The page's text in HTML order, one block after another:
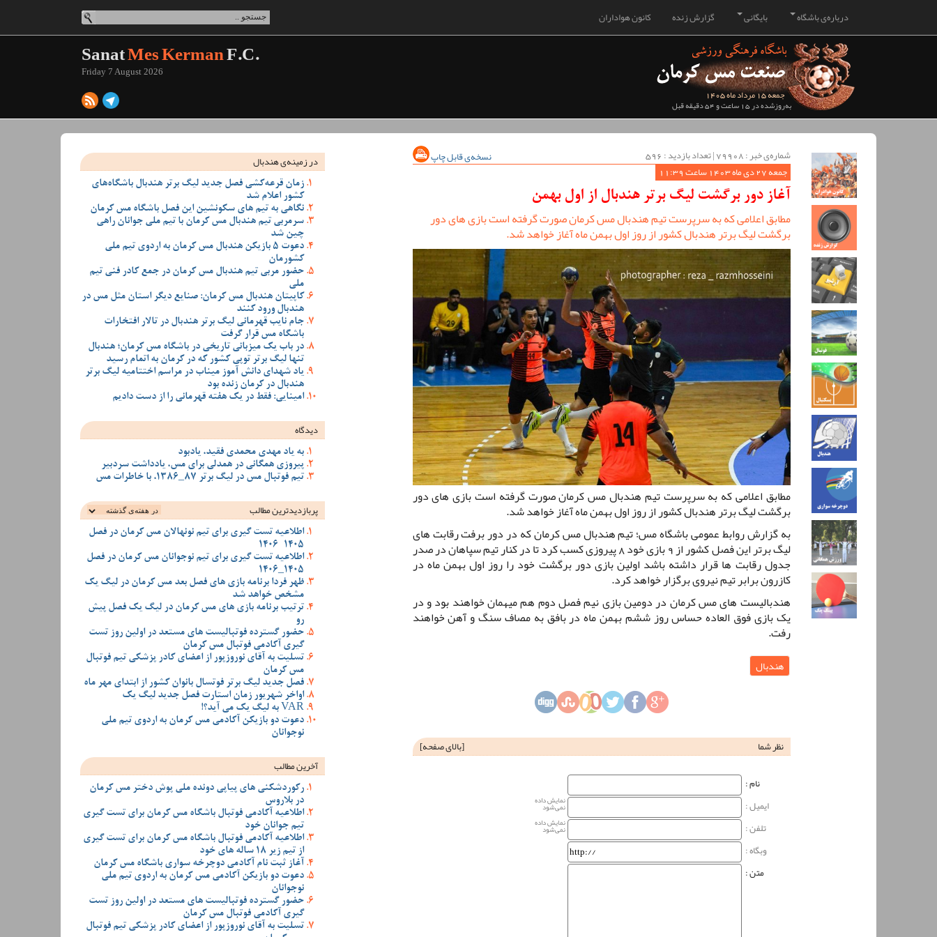
کانون هواداران گزارش زنده بایگانی درباره‌ی باشگاه
جمعه 15 مرداد ماه 1405
به‌روزشده در 15 ساعت و 54 دقیقه قبل
SanatMes KermanF.C.
Friday 7 August 2026
شماره‌ی خبر : ‌79908 | تعداد بازدید : 596
نسخه‌ی قابل چاپ
جمعه 27 دی ماه 1403 ساعت 11:39
آغاز دور برگشت لیگ برتر هندبال از اول بهمن
مطابق اعلامی که به سرپرست تیم هندبال مس کرمان صورت گرفته است بازی های دور
برگشت لیگ برتر هندبال کشور از روز اول بهمن ماه آغاز خواهد شد.
مطابق اعلامی که به سرپرست تیم هندبال مس کرمان صورت گرفته است بازی های دور
برگشت لیگ برتر هندبال کشور از روز اول بهمن ماه آغاز خواهد شد.
به گزارش روابط عمومی باشگاه مس؛ تیم هندبال مس کرمان که در دور برفت رقابت های
لیگ برتر این فصل کشور از 9 بازی خود 8 پیروزی کسب کرد تا در کنار تیم سپاهان در صدر
جدول رقابت ها قرار داشته باشد اولین بازی دور برگشت خود را روز اول بهمن ماه در
کازرون برابر تیم نیروی برگزار خواهد کرد.
هندبالیست های مس کرمان در دومین بازی نیم فصل دوم هم میهمان خواهند بود و در
یک بازی فوق العاده حساس روز ششم بهمن ماه در بافق به مصاف سنگ و آهن خواهند
رفت.
هندبال
نظر شما [بالای صفحه]
نام‌ :
ایمیل :
نمایش داده
نمی‌شود
تلفن : نمایش داده
نمی‌شود
وبگاه‌ :
متن :
در زمینه‌ی هندبال
زمان قرعه‌کشی فصل جدید لیگ برتر هندبال باشگاه‌های
کشور اعلام شد
نگاهی به تیم های سکونشین این فصل باشگاه مس کرمان
سرمربی تیم هندبال مس کرمان با تیم ملی جوانان راهی
چین شد
دعوت 5 بازیکن هندبال مس کرمان به اردوی تیم ملی
کشورمان
حضور مربی تیم هندبال مس کرمان در جمع کادر فنی تیم
ملی
کاپیتان هندبال مس کرمان: صنایع دیگر استان مثل مس در
هندبال ورود کنند
جام نایب قهرمانی لیگ برتر هندبال در تالار افتخارات
باشگاه مس قرار گرفت
در باب یک میزبانی تاریخی در باشگاه مس کرمان؛ هندبال
تنها لیگ برتر توپی کشور که در کرمان به اتمام رسید
یاد شهدای دانش آموز میناب در مراسم اختتامیه لیگ برتر
هندبال در کرمان زنده بود
امینایی: فقط در یک هفته قهرمانی را از دست دادیم
دیدگاه
به یاد مهدی محمدی فقید، یادبود
پیروزی همگانی در همدلی برای مس، یادداشت سردبیر
تیم فوتبال مس در لیگ برتر 87_1386، با خاطرات مس
پربازدیدترین‌ مطالب
اطلاعیه تست گیری برای تیم نونهالان مس کرمان در فصل
1405-1406
اطلاعیه تست گیری برای تیم نوجوانان مس کرمان در فصل
1405_1406
ظهر فردا برنامه بازی های فصل بعد مس کرمان در لیگ یک
مشخص خواهد شد
ترتیب برنامه بازی های مس کرمان در لیگ یک فصل پیش
رو
حضور گسترده فوتبالیست های مستعد در اولین روز تست
گیری آکادمی فوتبال مس کرمان
تسلیت به آقای نوروزپور از اعضای کادر پزشکی تیم فوتبال
مس کرمان
فصل جدید لیگ برتر فوتسال بانوان کشور از ابتدای مهر ماه
اواخر شهریور زمان استارت فصل جدید لیگ یک
VAR به لیگ یک می آید؟!
دعوت دو بازیکن آکادمی مس کرمان به اردوی تیم ملی
نوجوانان
آخرین مطالب
رکوردشکنی های پیاپی دونده ملی پوش دختر مس کرمان
در بلاروس
اطلاعیه آکادمی فوتبال باشگاه مس کرمان برای تست گیری
تیم جوانان خود
اطلاعیه آکادمی فوتبال باشگاه مس کرمان برای تست گیری
از تیم زیر 18 ساله های خود
آغاز ثبت نام آکادمی دوچرخه سواری باشگاه مس کرمان
دعوت دو بازیکن آکادمی مس کرمان به اردوی تیم ملی
نوجوانان
حضور گسترده فوتبالیست های مستعد در اولین روز تست
گیری آکادمی فوتبال مس کرمان
تسلیت به آقای نوروزپور از اعضای کادر پزشکی تیم فوتبال